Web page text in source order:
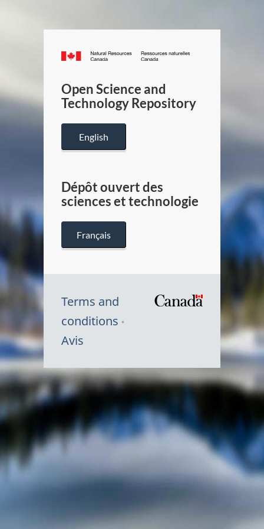
Canada.ca
/
Canada
Open Science and
Technology Repository
English
Dépôt ouvert des
sciences et technologie
Français
Terms and
conditions
Avis
Symbole
du
Canada